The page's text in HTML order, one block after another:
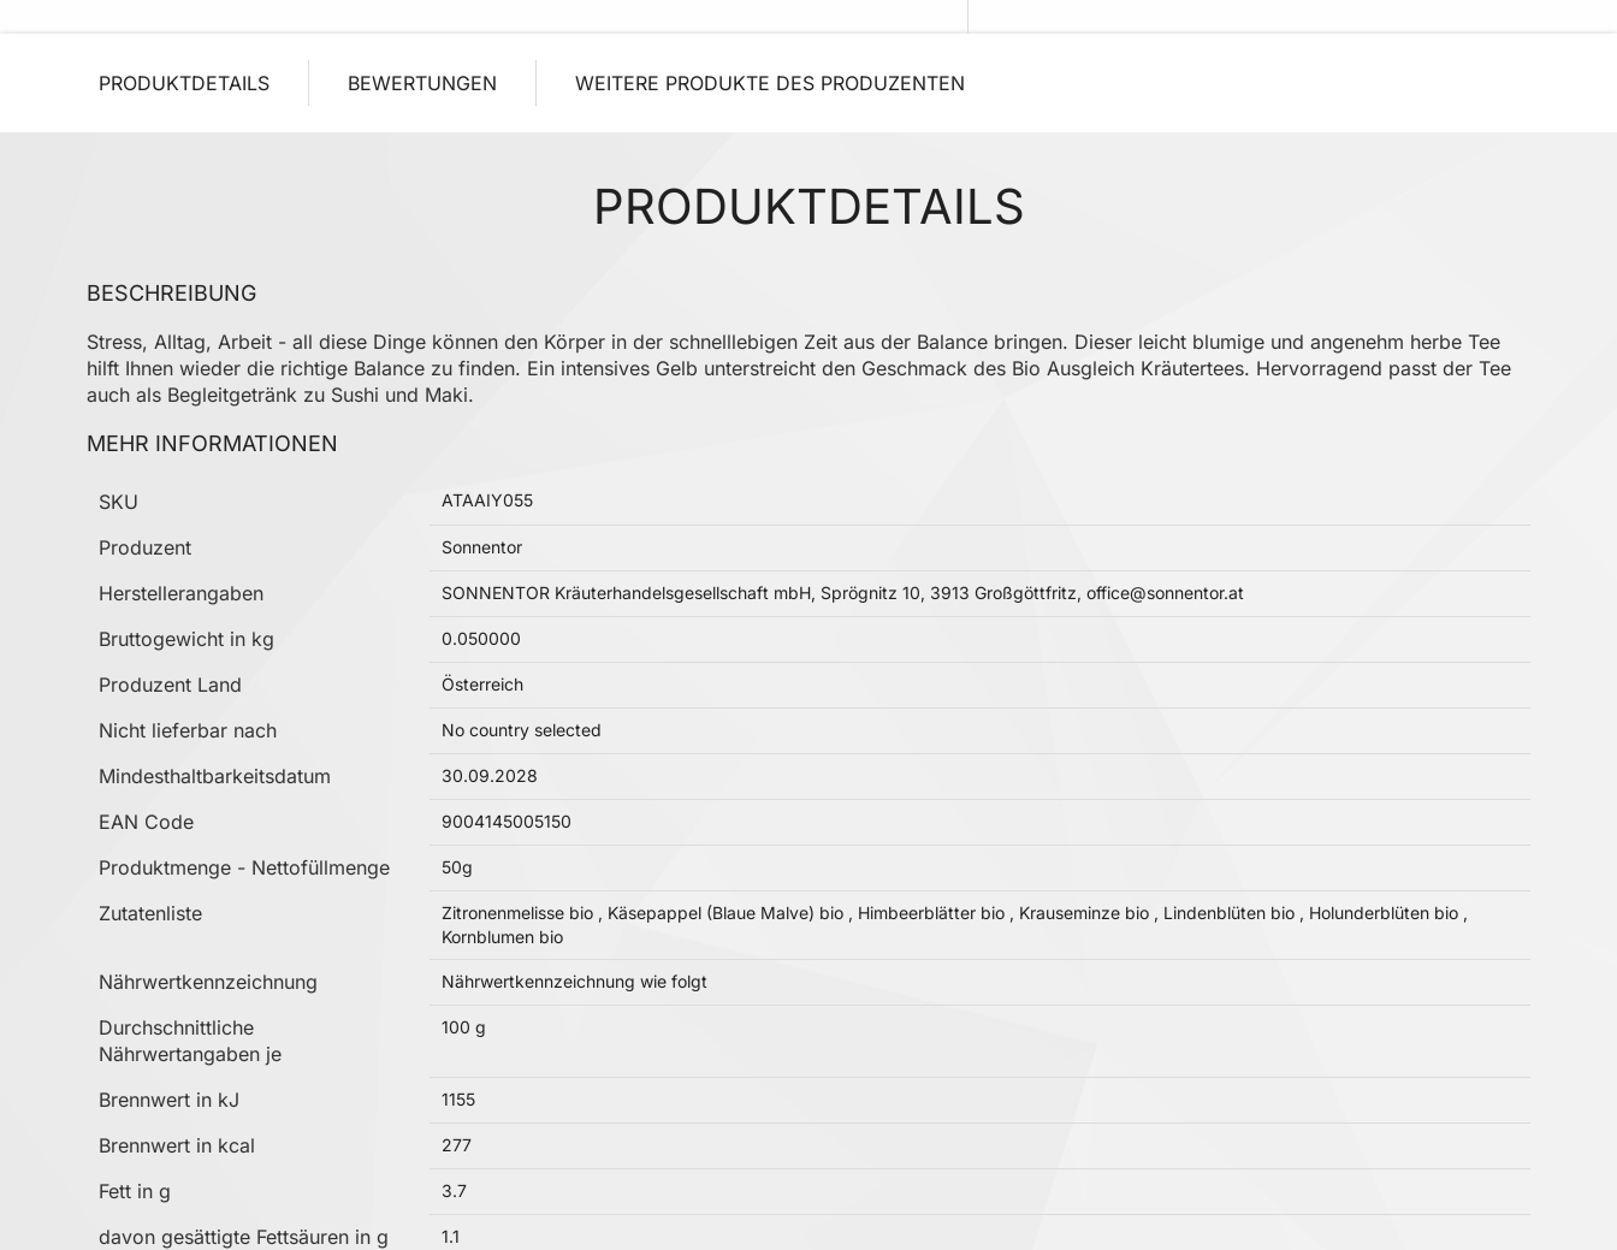
PRODUKTDETAILS BEWERTUNGEN WEITERE PRODUKTE DES PRODUZENTEN
PRODUKTDETAILS
BESCHREIBUNG
Stress, Alltag, Arbeit - all diese Dinge können den Körper in der schnelllebigen Zeit aus der Balance bringen. Dieser leicht blumige und angenehm herbe Tee
hilft Ihnen wieder die richtige Balance zu finden. Ein intensives Gelb unterstreicht den Geschmack des Bio Ausgleich Kräutertees. Hervorragend passt der Tee
auch als Begleitgetränk zu Sushi und Maki.
MEHR INFORMATIONEN
Mehr Informationen
SKU ATAAIY055
Produzent Sonnentor
Herstellerangaben SONNENTOR Kräuterhandelsgesellschaft mbH, Sprögnitz 10, 3913 Großgöttfritz, office@sonnentor.at
Bruttogewicht in kg 0.050000
Produzent Land Österreich
Nicht lieferbar nach No country selected
Mindesthaltbarkeitsdatum 30.09.2028
EAN Code 9004145005150
Produktmenge - Nettofüllmenge 50g
Zutatenliste
Zitronenmelisse bio , Käsepappel (Blaue Malve) bio , Himbeerblätter bio , Krauseminze bio , Lindenblüten bio , Holunderblüten bio ,
Kornblumen bio
Nährwertkennzeichnung Nährwertkennzeichnung wie folgt
Durchschnittliche
Nährwertangaben je
100 g
Brennwert in kJ 1155
Brennwert in kcal 277
Fett in g 3.7
davon gesättigte Fettsäuren in g 1.1